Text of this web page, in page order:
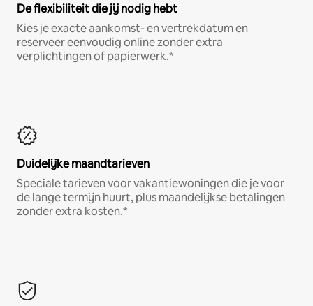
De flexibiliteit die jij nodig hebt
Kies je exacte aankomst- en vertrekdatum en
reserveer eenvoudig online zonder extra
verplichtingen of papierwerk.*
Duidelijke maandtarieven
Speciale tarieven voor vakantiewoningen die je voor
de lange termijn huurt, plus maandelijkse betalingen
zonder extra kosten.*